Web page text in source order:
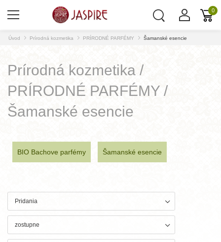
0
Úvod Prírodná kozmetika PRÍRODNÉ PARFÉMY Šamanské esencie
Prírodná kozmetika /
PRÍRODNÉ PARFÉMY /
Šamanské esencie
BIO Bachove parfémy Šamanské esencie